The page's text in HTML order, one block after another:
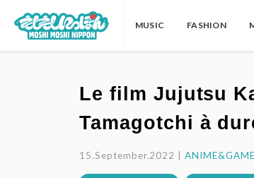
MUSIC FASHION
Le film Jujutsu
Tamagotchi à
15.September.2022 |ANIME&GAME